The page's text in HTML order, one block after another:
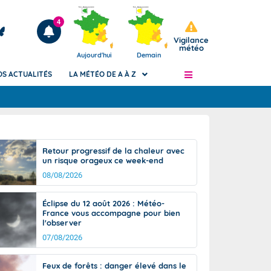
Articles
4
Aujourd'hui Demain
Vigilance
météo
de
Phénomènes dangereux de J+2 à J+7
Avertissement pluies intenses à l'échelle
des communes (Apic)
Bulletins Marine
Bulletins d'estimation du risque
d'avalanche
Météo des forêts
Vigicrues
ACTUALITÉS LA MÉTÉO DE A À Z
Retour progressif de la chaleur avec
un risque orageux ce week-end
08/08/2026
Éclipse du 12 août 2026 : Météo-
France vous accompagne pour bien
l'observer
07/08/2026
Feux de forêts : danger élevé dans le